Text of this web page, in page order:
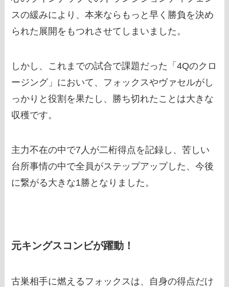
スの緩みにより、本来ならもっと早く勝負を決め
られた展開をもつれさせてしまいました。
しかし、これまでの試合で課題だった「4Qのクロ
ージング」において、フォックスやヴァセルがし
っかりと役割を果たし、勝ち切れたことは大きな
収穫です。
主力不在の中で7人が二桁得点を記録し、苦しい
台所事情の中で全員がステップアップした、今後
に繋がる大きな1勝となりました。
元キングスコンビが躍動！
古巣相手に燃えるフォックスは、自身の得点だけ